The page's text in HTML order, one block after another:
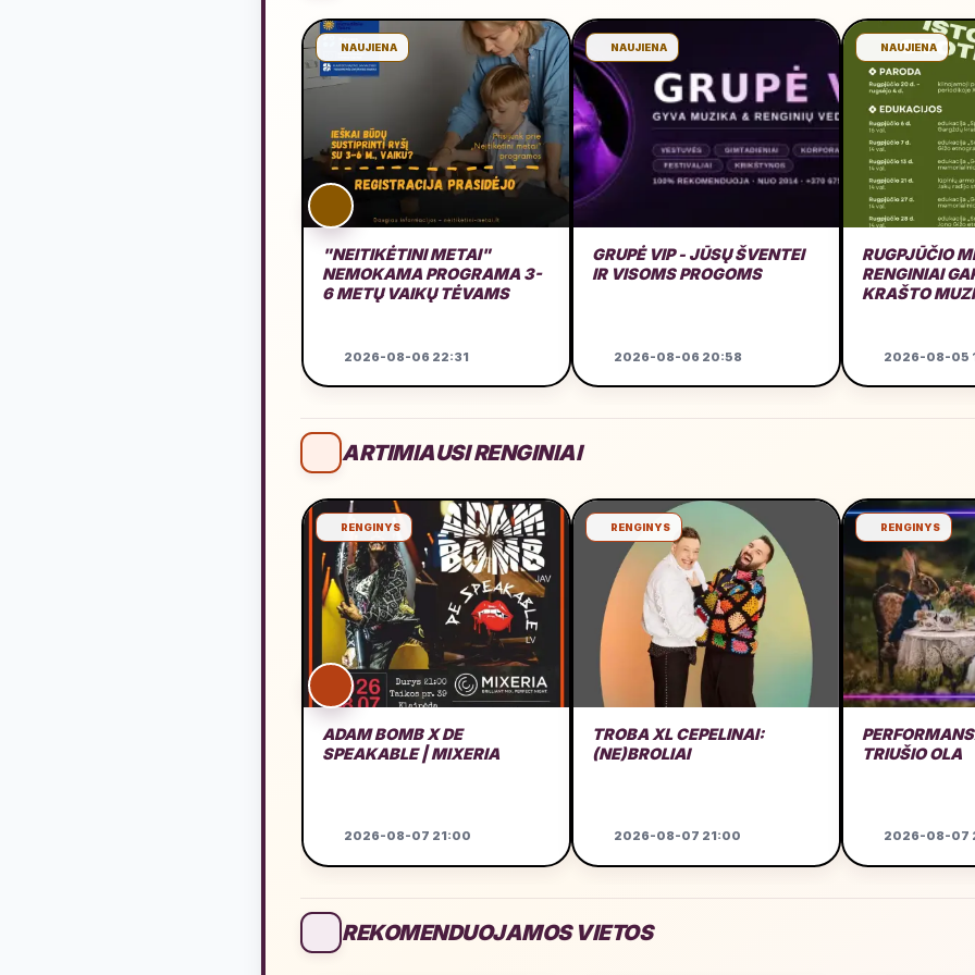
NAUJIENA
"NEITIKĖTINI METAI"
NEMOKAMA PROGRAMA 3-
6 METŲ VAIKŲ TĖVAMS
2026-08-06 22:31
NAUJIENA
GRUPĖ VIP - JŪSŲ ŠVENTEI
IR VISOMS PROGOMS
2026-08-06 20:58
NAUJIENA
RUGPJŪČIO
RENGINIAI
KRAŠTO
2026-08-05
ARTIMIAUSI RENGINIAI
RENGINYS
ADAM BOMB X DE
SPEAKABLE | MIXERIA
2026-08-07 21:00
RENGINYS
TROBA XL CEPELINAI:
(NE)BROLIAI
2026-08-07 21:00
RENGINYS
TRIUŠIO OLA
2026-08-07
REKOMENDUOJAMOS VIETOS